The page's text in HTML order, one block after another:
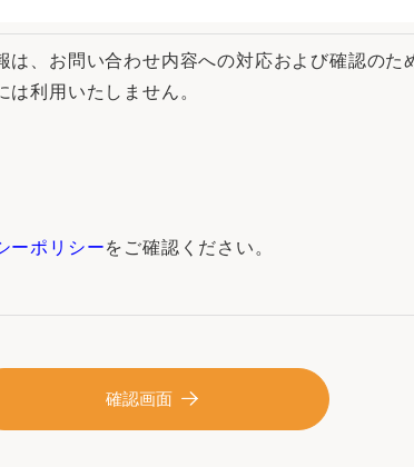
、お問い合わせ内容への対応および確認のた
利用いたしません。
ーポリシーをご確認ください。
確認画面